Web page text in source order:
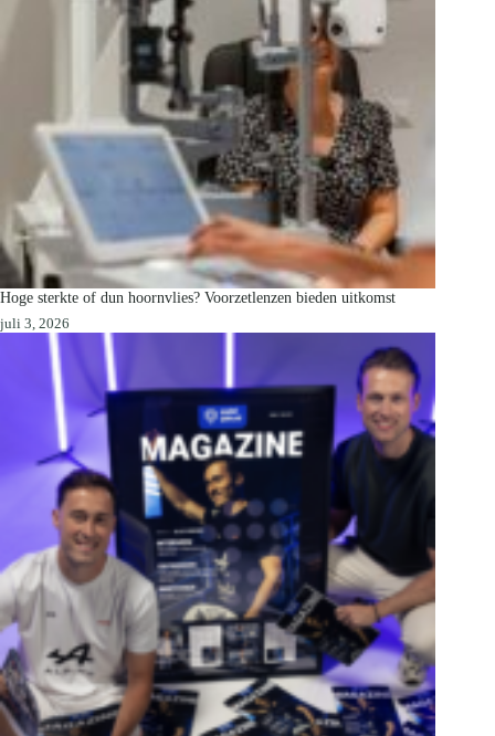
Hoge sterkte of dun hoornvlies? Voorzetlenzen bieden uitkomst
juli 3, 2026